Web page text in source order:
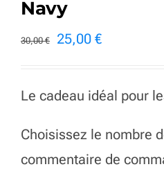
Navy
30,00€
Le
initial
30,00 €.
25,00€Le
actuel
25,00 €.
Le cadeau idéal pour
Choisissez le nombre
commentaire de